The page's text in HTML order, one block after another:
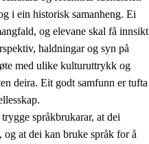
i ein historisk samanheng. Ei
og elevane skal få innsikt
haldningar og syn på
med ulike kulturuttrykk og
deira. Eit godt samfunn er tufta
språkbrukarar, at dei
at dei kan bruke språk for å